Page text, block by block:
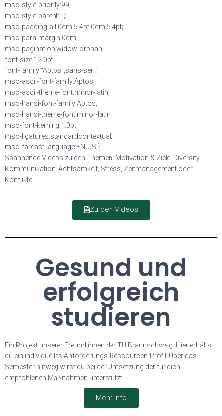
mso-style-priority:99;
mso-style-parent:””;
mso-padding-alt:0cm 5.4pt 0cm 5.4pt;
mso-para-margin:0cm;
mso-pagination:widow-orphan;
font-size:12.0pt;
font-family:”Aptos”,sans-serif;
mso-ascii-font-family:Aptos;
mso-ascii-theme-font:minor-latin;
mso-hansi-font-family:Aptos;
mso-hansi-theme-font:minor-latin;
mso-font-kerning:1.0pt;
mso-ligatures:standardcontextual;
mso-fareast-language:EN-US;}
Spannende Videos zu den Themen: Motivation & Ziele, Diversity,
Kommunikation, Achtsamkeit, Stress, Zeitmanagement oder
Konflikte!
Zu den Videos
Gesund und
erfolgreich
studieren
Ein Projekt unserer Freund:innen der TU Braunschweig. Hier erhältst
du ein individuelles Anforderungs-Ressourcen-Profil. Über das
Semester hinweg wirst du bei der Umsetzung der für dich
empfohlenen Maßnahmen unterstützt.
Mehr Info